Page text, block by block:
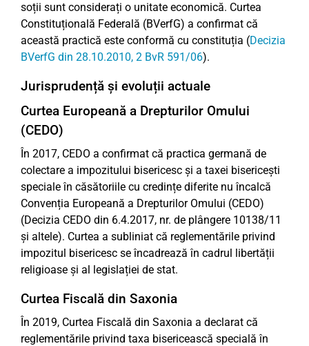
soții sunt considerați o unitate economică. Curtea
Constituțională Federală (BVerfG) a confirmat că
această practică este conformă cu constituția (Decizia
BVerfG din 28.10.2010, 2 BvR 591/06).
Jurisprudență și evoluții actuale
Curtea Europeană a Drepturilor Omului
(CEDO)
În 2017, CEDO a confirmat că practica germană de
colectare a impozitului bisericesc și a taxei bisericești
speciale în căsătoriile cu credințe diferite nu încalcă
Convenția Europeană a Drepturilor Omului (CEDO)
(Decizia CEDO din 6.4.2017, nr. de plângere 10138/11
și altele). Curtea a subliniat că reglementările privind
impozitul bisericesc se încadrează în cadrul libertății
religioase și al legislației de stat.
Curtea Fiscală din Saxonia
În 2019, Curtea Fiscală din Saxonia a declarat că
reglementările privind taxa bisericească specială în